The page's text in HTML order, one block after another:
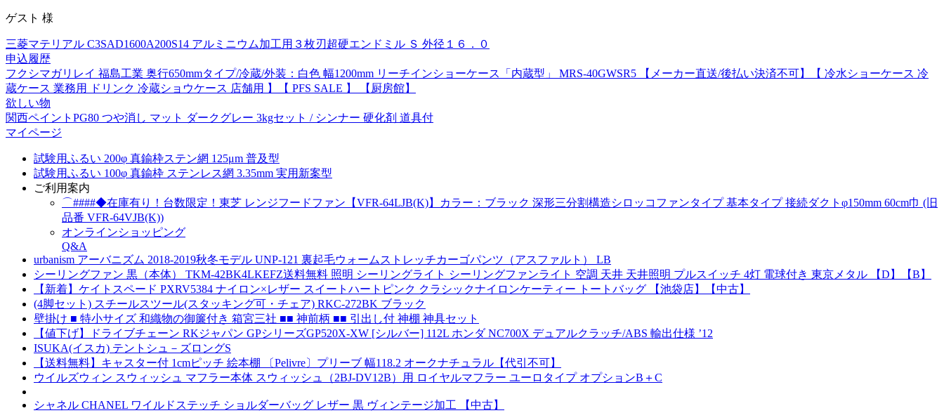
ゲスト 様
三菱マテリアル C3SAD1600A200S14 アルミニウム加工用３枚刃超硬エンドミル Ｓ 外径１６．０
申込履歴
フクシマガリレイ 福島工業 奥行650mmタイプ/冷蔵/外装：白色 幅1200mm リーチインショーケース「内蔵型」 MRS-40GWSR5 【メーカー直送/後払い決済不可】【 冷水ショーケース 冷
蔵ケース 業務用 ドリンク 冷蔵ショウケース 店舗用 】【 PFS SALE 】 【厨房館】
欲しい物
関西ペイントPG80 つや消し マット ダークグレー 3kgセット / シンナー 硬化剤 道具付
マイページ
試験用ふるい 200φ 真鍮枠ステン網 125μm 普及型
試験用ふるい 100φ 真鍮枠 ステンレス網 3.35mm 実用新案型
ご利用案内
⌒####◆在庫有り！台数限定！東芝 レンジフードファン【VFR-64LJB(K)】カラー：ブラック 深形三分割構造シロッコファンタイプ 基本タイプ 接続ダクトφ150mm 60cm巾 (旧
品番 VFR-64VJB(K))
オンラインショッピング
Q&A
urbanism アーバニズム 2018-2019秋冬モデル UNP-121 裏起毛ウォームストレッチカーゴパンツ（アスファルト） LB
シーリングファン 黒（本体） TKM-42BK4LKEFZ送料無料 照明 シーリングライト シーリングファンライト 空調 天井 天井照明 プルスイッチ 4灯 電球付き 東京メタル 【D】【B】
【新着】ケイトスペード PXRV5384 ナイロン×レザー スイートハートピンク クラシックナイロンケーティー トートバッグ 【池袋店】【中古】
(4脚セット) スチールスツール(スタッキング可・チェア) RKC-272BK ブラック
壁掛け ■ 特小サイズ 和織物の御簾付き 箱宮三社 ■■ 神前柄 ■■ 引出し付 神棚 神具セット
【値下げ】ドライブチェーン RKジャパン GPシリーズGP520X-XW [シルバー] 112L ホンダ NC700X デュアルクラッチ/ABS 輸出仕様 ’12
ISUKA(イスカ) テントシュ－ズロングS
【送料無料】キャスター付 1cmピッチ 絵本棚 〔Pelivre〕プリーブ 幅118.2 オークナチュラル【代引不可】
ウイルズウィン スウィッシュ マフラー本体 スウィッシュ（2BJ-DV12B）用 ロイヤルマフラー ユーロタイプ オプションB＋C
シャネル CHANEL ワイルドステッチ ショルダーバッグ レザー 黒 ヴィンテージ加工 【中古】